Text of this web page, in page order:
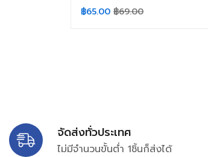
฿65.00 ฿69.00
จัดส่งทั่วประเทศ
ไม่มีจำนวนขั้นต่ำ 1ชิ้นก็ส่งได้